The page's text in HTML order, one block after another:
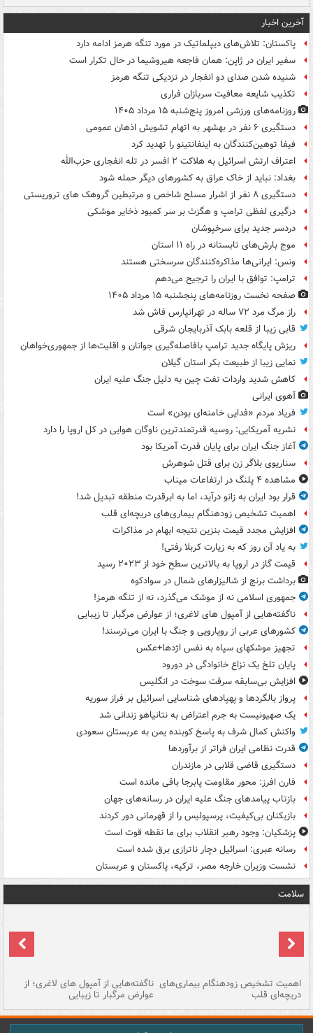
آخرین اخبار
پاکستان: تلاش‌های دیپلماتیک در مورد تنگه هرمز ادامه دارد
سفیر ایران در ژاپن: همان فاجعه هیروشیما در حال تکرار است
شنیده شدن صدای دو انفجار در نزدیکی تنگه هرمز
تکذیب شایعه معافیت سربازان فراری
روزنامه‌های ورزشی امروز پنج‌شنبه ۱۵ مرداد ۱۴۰۵
دستگیری ۶ نفر در بهشهر به اتهام تشویش اذهان عمومی
فیفا توهین‌کنندگان به اینفانتینو را تهدید کرد
اعتراف ارتش اسرائیل به هلاکت ۲ افسر در تله انفجاری حزب‌الله
بغداد: نباید از خاک عراق به کشورهای دیگر حمله شود
دستگیری ۸ نفر از اشرار مسلح شاخص و مرتبطین گروهک های تروریستی
درگیری لفظی ترامپ و هگزث بر سر کمبود ذخایر موشکی
دردسر جدید برای سرخپوشان
موج بارش‌های تابستانه در راه ۱۱ استان
ونس: ایرانی‌ها مذاکره‌کنندگان سرسختی هستند
ترامپ: توافق با ایران را ترجیح می‌دهم
صفحه نخست روزنامه‌های پنجشنبه ۱۵ مرداد ۱۴۰۵
راز مرگ مرد ۷۲ ساله در تهرانپارس فاش شد
قابی زیبا از قلعه بابک آذربایجان شرقی
ریزش پایگاه جدید ترامپ بافاصله‌گیری جوانان و اقلیت‌ها از جمهوری‌خواهان
نمایی زیبا از طبیعت بکر استان گیلان
کاهش شدید واردات نفت چین به دلیل جنگ علیه ایران
آهوی ایرانی
فریاد مردم «فدایی خامنه‌ای بودن» است
نشریه آمریکایی: روسیه قدرتمندترین ناوگان هوایی در کل اروپا را دارد
آغاز جنگ ایران برای پایان قدرت آمریکا بود
سناریوی بلاگر زن برای قتل شوهرش
مشاهده ۴ پلنگ در ارتفاعات میناب
قرار بود ایران به زانو درآید، اما به ابرقدرت منطقه تبدیل شد!
اهمیت تشخیص زودهنگام بیماری‌های دریچه‌ای قلب
افزایش مجدد قیمت بنزین نتیجه ابهام در مذاکرات
به یاد آن روز که به زیارت کربلا رفتی!
قیمت گاز در اروپا به بالاترین سطح خود از ۲۰۲۳ رسید
برداشت برنج از شالیزارهای شمال در سوادکوه
جمهوری اسلامی نه از موشک می‌گذرد، نه از تنگه هرمز!
ناگفته‌هایی از آمپول های لاغری؛ از عوارض مرگبار تا زیبایی
کشورهای عربی از رویارویی و جنگ با ایران می‌ترسند!
تجهیز موشکهای سپاه به نفس اژدها+عکس
پایان تلخ یک نزاع خانوادگی در دورود
افزایش بی‌سابقه سرقت سوخت در انگلیس
پرواز بالگردها و پهپادهای شناسایی اسرائیل بر فراز سوریه
یک صهیونیست به جرم اعتراض به نتانیاهو زندانی شد
واکنش کمال شرف به پاسخ کوبنده یمن به عربستان سعودی
قدرت نظامی ایران فراتر از برآوردها
دستگیری قاضی قلابی در مازندران
فارن افرز: محور مقاومت پابرجا باقی مانده است
بازتاب پیامدهای جنگ علیه ایران در رسانه‌های جهان
بازیکنان بی‌کیفیت، پرسپولیس را از قهرمانی دور کردند
پزشکیان: وجود رهبر انقلاب برای ما نقطه قوت است
رسانه عبری: اسرائیل دچار ناترازی برق شده است
نشست وزیران خارجه مصر، ترکیه، پاکستان و عربستان
سلامت
اهمیت تشخیص زودهنگام بیماری‌های
دریچه‌ای قلب
ناگفته‌هایی از آمپول های لاغری؛ از
عوارض مرگبار تا زیبایی